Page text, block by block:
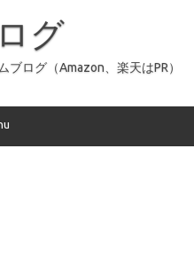
グ
ログ（Amazon、楽天はPR）